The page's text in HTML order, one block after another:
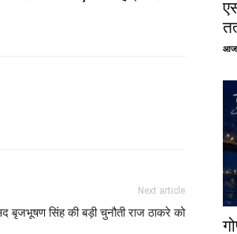
Next article
बृजभूषण सिंह की बड़ी चुनौती राज ठाकरे को
आज